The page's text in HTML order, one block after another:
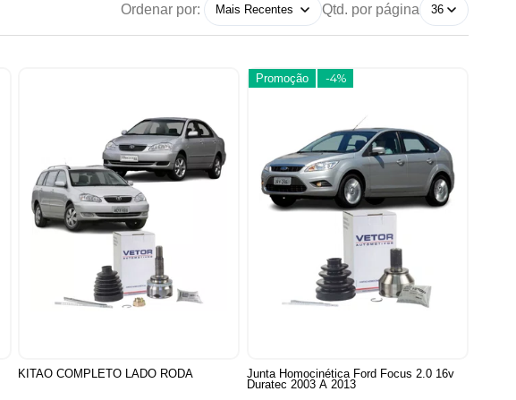
Ordenar por: Qtd. por página
KITAO COMPLETO LADO RODA
Promoção -4%
Junta Homocinética Ford Focus 2.0 16v
Duratec 2003 A 2013